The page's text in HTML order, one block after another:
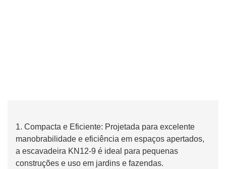
1. Compacta e Eficiente: Projetada para excelente
manobrabilidade e eficiência em espaços apertados,
a escavadeira KN12-9 é ideal para pequenas
construções e uso em jardins e fazendas.